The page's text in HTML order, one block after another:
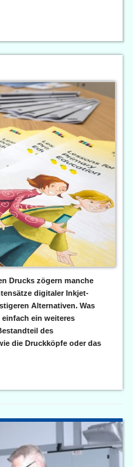
Drucks zögern manche
digitaler Inkjet-
Alternativen. Was
ein weiteres
des
die Druckköpfe oder das